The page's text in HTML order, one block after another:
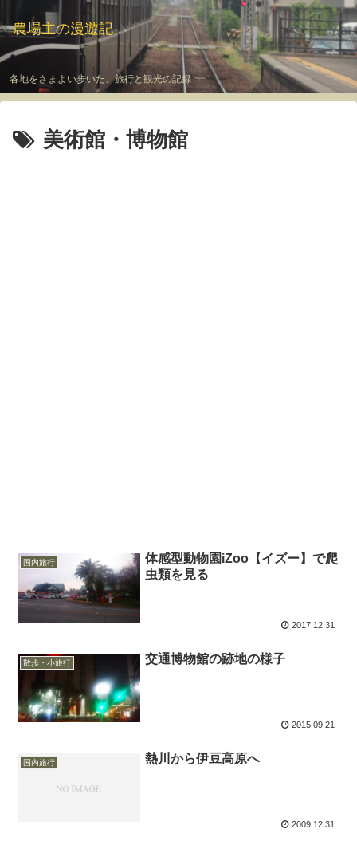
農場主の漫遊記
各地をさまよい歩いた、旅行と観光の記録
美術館・博物館
国内旅行
体感型動物園iZoo【イズー】で爬
虫類を見る
2017.12.31
散歩・小旅行 交通博物館の跡地の様子
2015.09.21
国内旅行 熱川から伊豆高原へ
2009.12.31